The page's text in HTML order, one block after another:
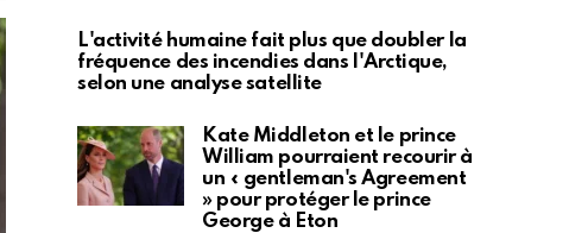
L'activité humaine fait plus que doubler la
fréquence des incendies dans l'Arctique,
selon une analyse satellite
Kate Middleton et le prince
William pourraient recourir à
un « gentleman's Agreement
» pour protéger le prince
George à Eton